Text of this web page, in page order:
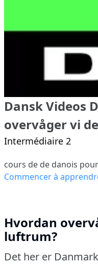
Dansk Videos
overvåger vi
Intermédiaire 2
cours de de danois
Commencer à
Hvordan
luftrum?
Det her er